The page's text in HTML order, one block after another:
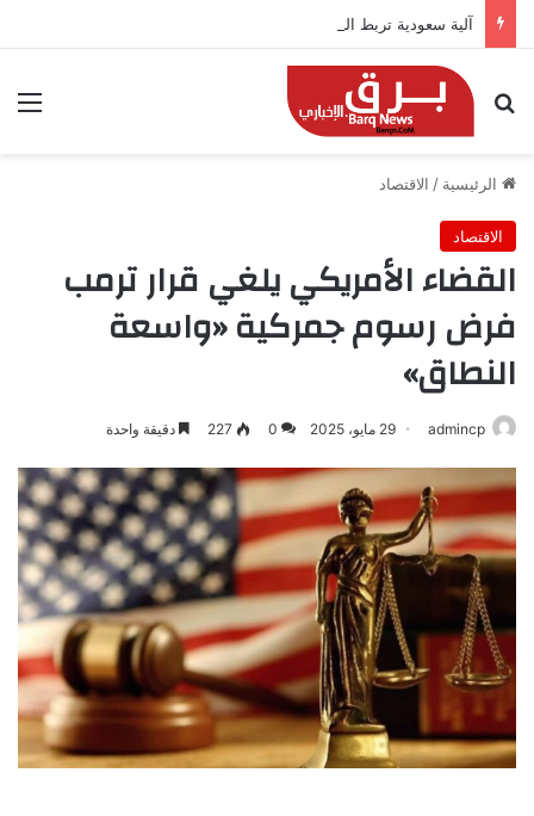
آلية سعودية تربط الحضور باجتياز الدورات
بحث عن
الرئيسية / الاقتصاد
الاقتصاد
القضاء الأمريكي يلغي قرار ترمب
فرض رسوم جمركية «واسعة
النطاق»
admincp 29 مايو، 2025 0
227 دقيقة واحدة